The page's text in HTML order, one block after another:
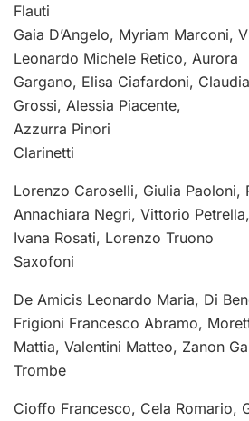
Flauti
Gaia D’Angelo, Myriam Marconi,
Leonardo Michele Retico, Aurora
Gargano, Elisa Ciafardoni,
Grossi, Alessia Piacente,
Azzurra Pinori
Clarinetti
Lorenzo Caroselli, Giulia Paoloni,
Annachiara Negri, Vittorio Petrella,
Ivana Rosati, Lorenzo Truono
Saxofoni
De Amicis Leonardo Maria, Di
Frigioni Francesco Abramo,
Mattia, Valentini Matteo, Zanon
Trombe
Cioffo Francesco, Cela Romario,